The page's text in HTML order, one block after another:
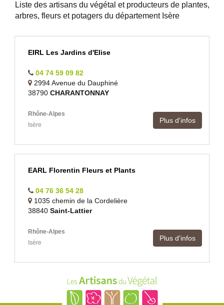
Liste des artisans du végétal et producteurs de plantes,
arbres, fleurs et potagers du département Isère
EIRL Les Jardins d'Elise
04 74 59 09 82
2994 Avenue du Dauphiné
38790 CHARANTONNAY
Rhône-Alpes
Isère
Plus d'infos
EARL Florentin Fleurs et Plants
04 76 36 54 28
1035 chemin de la Cordelière
38840 Saint-Lattier
Rhône-Alpes
Isère
Plus d'infos